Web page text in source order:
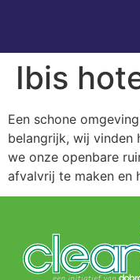
Ibis
Een schone
belangrijk, wij vinden
we onze openbare
afvalvrij te maken en